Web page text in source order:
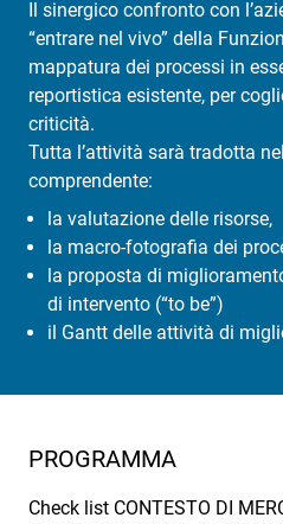
Il sinergico confronto con
“entrare nel vivo” della
mappatura dei processi in
reportistica esistente, per
criticità.
Tutta l’attività sarà tradotta
comprendente:
la valutazione delle risorse,
la macro-fotografia dei
la proposta di
di intervento (“to be”)
il Gantt delle attività di
PROGRAMMA
Check list CONTESTO DI